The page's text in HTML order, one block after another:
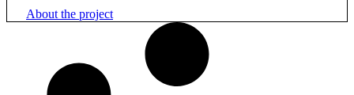
About the project